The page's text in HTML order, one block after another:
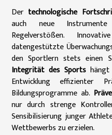
Der technologische
auch neue
Regelverstößen.
datengestützte
den Sportlern stets einen
Integrität des Sports
Entwicklung effizienter
Bildungsprogramme ab.
nur durch strenge
Sensibilisierung junger
Wettbewerbs zu erzielen.